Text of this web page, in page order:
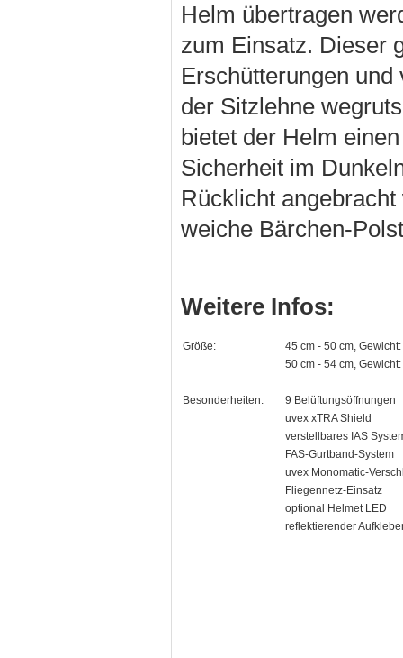
Helm übertragen
zum Einsatz. Dieser
Erschütterungen
der Sitzlehne
bietet der Helm
Sicherheit im
Rücklicht
weiche Bärchen-
Weitere Infos:
Größe:
45 cm - 50 cm,
50 cm - 54 cm,
Besonderheiten:
9 Belüftungsöffnungen
uvex xTRA Shield
verstellbares IAS
FAS-Gurtband-System
uvex Monomatic-
Fliegennetz-Einsatz
optional Helmet LED
reflektierender